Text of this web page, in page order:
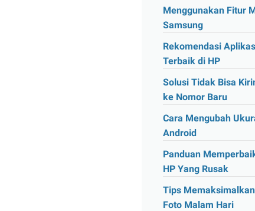
Menggunakan Fitur
Samsung
Rekomendasi
Terbaik di HP
Solusi Tidak Bisa
ke Nomor Baru
Cara Mengubah
Android
Panduan
HP Yang Rusak
Tips
Foto Malam Hari